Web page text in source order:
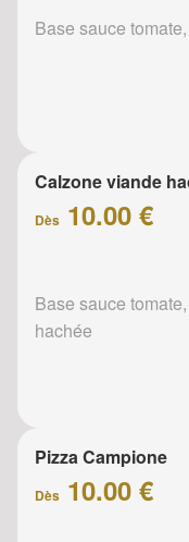
Base sauce
Calzone viande
Dès 10.00 €
Base sauce
hachée
Pizza Campione
Dès 10.00 €